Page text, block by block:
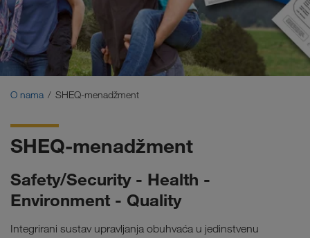
Društvena odgovornost
Certifikati
Compliance
WALTER GROUP
O nama SHEQ-menadžment
SHEQ-menadžment
Safety/Security - Health -
Environment - Quality
Integrirani sustav upravljanja obuhvaća u jedinstvenu